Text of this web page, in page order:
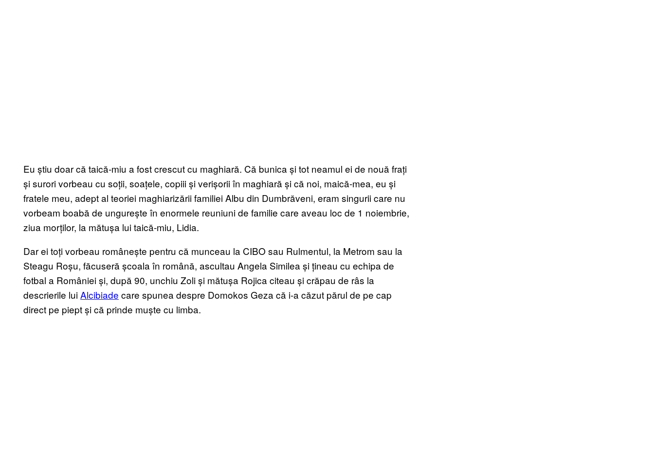
Eu știu doar că taică-miu a fost crescut cu maghiară. Că bunica și tot neamul ei de nouă frați
și surori vorbeau cu soții, soațele, copiii și verișorii în maghiară și că noi, maică-mea, eu și
fratele meu, adept al teoriei maghiarizării familiei Albu din Dumbrăveni, eram singurii care nu
vorbeam boabă de ungurește în enormele reuniuni de familie care aveau loc de 1 noiembrie,
ziua morților, la mătușa lui taică-miu, Lidia.
Dar ei toți vorbeau românește pentru că munceau la CIBO sau Rulmentul, la Metrom sau la
Steagu Roșu, făcuseră școala în română, ascultau Angela Similea și țineau cu echipa de
fotbal a României și, după 90, unchiu Zoli și mătușa Rojica citeau și crăpau de râs la
descrierile luiAlcibiade care spunea despre Domokos Geza că i-a căzut părul de pe cap
direct pe piept și că prinde muște cu limba.